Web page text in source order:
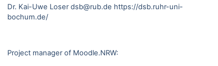
Dr. Kai-Uwe Loser dsb@rub.de https://dsb.ruhr-uni-
bochum.de/
Project manager of Moodle.NRW: